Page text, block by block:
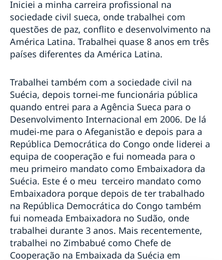
Iniciei a minha carreira profissional na
sociedade civil sueca, onde trabalhei com
questões de paz, conflito e desenvolvimento na
América Latina. Trabalhei quase 8 anos em três
países diferentes da América Latina.
Trabalhei também com a sociedade civil na
Suécia, depois tornei-me funcionária pública
quando entrei para a Agência Sueca para o
Desenvolvimento Internacional em 2006. De lá
mudei-me para o Afeganistão e depois para a
República Democrática do Congo onde liderei a
equipa de cooperação e fui nomeada para o
meu primeiro mandato como Embaixadora da
Suécia. Este é o meu terceiro mandato como
Embaixadora porque depois de ter trabalhado
na República Democrática do Congo também
fui nomeada Embaixadora no Sudão, onde
trabalhei durante 3 anos. Mais recentemente,
trabalhei no Zimbabué como Chefe de
Cooperação na Embaixada da Suécia em